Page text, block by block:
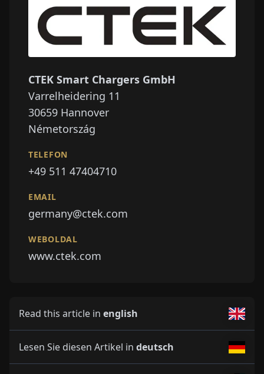
CTEK Smart Chargers GmbH
Varrelheidering 11
30659 Hannover
Németország
TELEFON
+49 511 47404710
EMAIL
germany@ctek.com
WEBOLDAL
www.ctek.com
Read this article in english
Lesen Sie diesen Artikel in deutsch